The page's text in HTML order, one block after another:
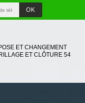
ET CHANGEMENT
ET CLÔTURE 54